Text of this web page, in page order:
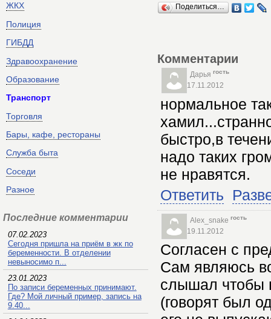
ЖКХ
Полиция
ГИБДД
Здравоохранение
Образование
Транспорт
Торговля
Бары, кафе, рестораны
Служба быта
Соседи
Разное
Последние комментарии
07.02.2023
Сегодня пришла на приём в жк по
беременности. В отделении
невыносимо п...
23.01.2023
По записи беременных принимают.
Где? Мой личный пример, запись на
9.40...
Поделиться…
Комментарии
Дарья гость
17.11.2012
нормальное
быстро,в
надо таких
не нравятся.
Ответить
Alex_snake гость
19.11.2012
Согласен с
Сам являюсь
слышал чтобы
(говорят был